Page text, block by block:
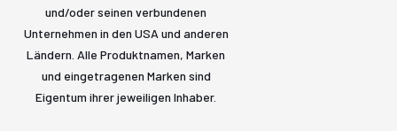
und/oder seinen verbundenen
Unternehmen in den USA und anderen
Ländern. Alle Produktnamen, Marken
und eingetragenen Marken sind
Eigentum ihrer jeweiligen Inhaber.